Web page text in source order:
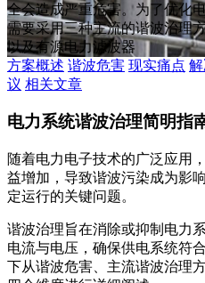
全会造成严重危害。为了优化
需要采用三种主流的谐波治理
以及有源电力滤波器
方案概述 谐波危害 现实痛点
议 相关文章
电力系统谐波治理简明指
随着电力电子技术的广泛应用
益增加，导致谐波污染成为影
定运行的关键问题。
谐波治理旨在消除或抑制电力
电流与电压，确保供电系统符
下从谐波危害、主流谐波治理